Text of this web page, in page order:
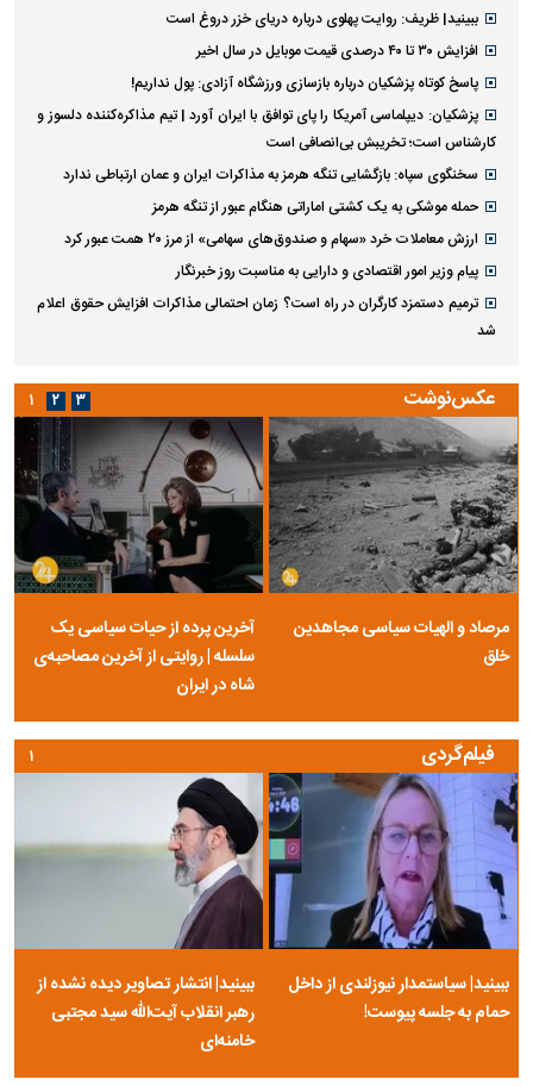
ببینید| ظریف: روایت پهلوی درباره دریای خزر دروغ است
افزایش ۳۰ تا ۴۰ درصدی قیمت موبایل در سال اخیر
پاسخ کوتاه پزشکیان درباره بازسازی ورزشگاه آزادی: پول نداریم!
پزشکیان: دیپلماسی آمریکا را پای توافق با ایران آورد | تیم مذاکره‌کننده دلسوز و
کارشناس است؛ تخریبش بی‌انصافی است
سخنگوی سپاه: بازگشایی تنگه هرمز به مذاکرات ایران و عمان ارتباطی ندارد
حمله موشکی به یک کشتی اماراتی هنگام عبور از تنگه هرمز
ارزش معاملات خرد «سهام و صندوق‌های سهامی» از مرز ۲۰ همت عبور کرد
پیام وزیر امور اقتصادی و دارایی به مناسبت روز خبرنگار
ترمیم دستمزد کارگران در راه است؟ زمان احتمالی مذاکرات افزایش حقوق اعلام
شد
عکس‌نوشت
مرصاد و الهیات سیاسی مجاهدین
خلق
آخرین پرده از حیات سیاسی یک
سلسله | روایتی از آخرین مصاحبه‌ی
شاه در ایران
۱ ۲ ۳
فیلم‌گردی
ببینید| سیاستمدار نیوزلندی از داخل
حمام به جلسه پیوست!
ببینید| انتشار تصاویر دیده نشده از
رهبر انقلاب آیت‌الله سید مجتبی
خامنه‌ای
۱